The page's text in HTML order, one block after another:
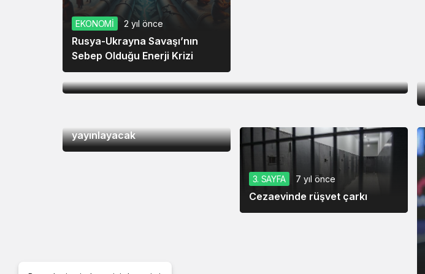
EKONOMİ 2 yıl önce
Rusya-Ukrayna Savaşı’nın
Sebep Olduğu Enerji Krizi
SPOR 7 yıl önce
Ronaldo 700. golünü attı
yayınlayacak
3. SAYFA 7 yıl önce
Cezaevinde rüşvet çarkı